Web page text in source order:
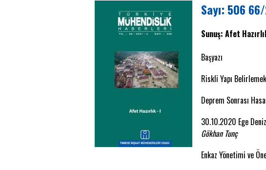
Sayı: 506
Sunuş: Afet
Başyazı
Riskli Yapı
Deprem Sonrası
30.10.2020 Ege
Gökhan Tunç
Enkaz Yönetimi ve